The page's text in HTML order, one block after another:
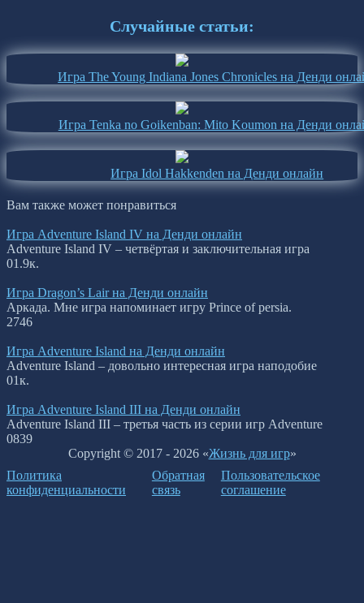
Случайные статьи:
Игра The Young Indiana Jones Chronicles на Денди
Игра Tenka no Goikenban: Mito Koumon на Денди
Игра Idol Hakkenden на Денди онлайн
Вам также может понравиться
Игра Adventure Island IV на Денди онлайн
Adventure Island IV – четвёртая и заключительная игра
01.9к.
Игра Dragon’s Lair на Денди онлайн
Аркада. Мне игра напоминает игру Prince of persia.
2746
Игра Adventure Island на Денди онлайн
Adventure Island – довольно интересная игра наподобие
01к.
Игра Adventure Island III на Денди онлайн
Adventure Island III – третья часть из серии игр Adventure
0839
Copyright © 2017 - 2026 «Жизнь для игр»
Политика
конфиденциальности
Обратная
связь
Пользовательское
соглашение